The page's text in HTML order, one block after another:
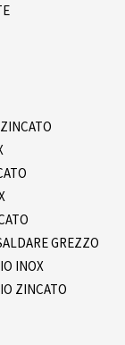
GREZZO
INOX
ZINCATO